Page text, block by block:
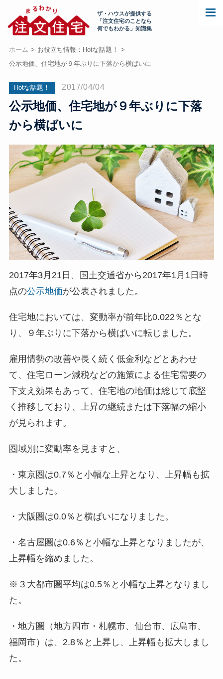
ザ・ハウスが提供する
「注文住宅のことなら
何でもわかる」知識集
ホーム
お役立ち情報：Hotな話題！
公示地価、住宅地が９年ぶりに下落から横ばいに
Hotな話題！ 2017/04/04
公示地価、住宅地が９年ぶりに下落
から横ばいに
2017年3月21日、国土交通省から2017年1月1日時
点の公示地価が公表されました。
住宅地においては、変動率が前年比0.022％とな
り、９年ぶりに下落から横ばいに転じました。
雇用情勢の改善や長く続く低金利などとあわせ
て、住宅ローン減税などの施策による住宅需要の
下支え効果もあって、住宅地の地価は総じて底堅
く推移しており、上昇の継続または下落幅の縮小
が見られます。
圏域別に変動率を見ますと、
・東京圏は0.7％と小幅な上昇となり、上昇幅も拡
大しました。
・大阪圏は0.0％と横ばいになりました。
・名古屋圏は0.6％と小幅な上昇となりましたが、
上昇幅を縮めました。
※３大都市圏平均は0.5％と小幅な上昇となりまし
た。
・地方圏（地方四市・札幌市、仙台市、広島市、
福岡市）は、2.8％と上昇し、上昇幅も拡大しまし
た。